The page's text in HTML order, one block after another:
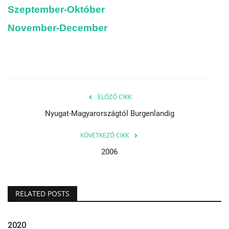
Kultúra
Rendezvény
Szeptember-Október
November-December
ELŐZŐ CIKK
Nyugat-Magyarországtól Burgenlandig
KÖVETKEZŐ CIKK
2006
RELATED POSTS
2020